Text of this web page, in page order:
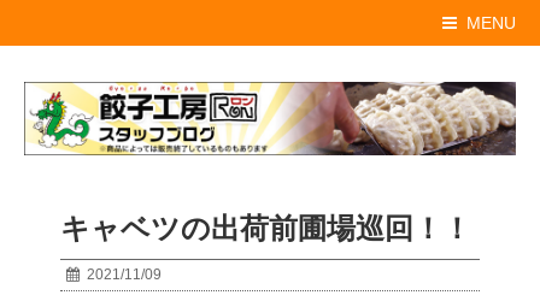
MENU
キャベツの出荷前圃場巡回！！
2021/11/09